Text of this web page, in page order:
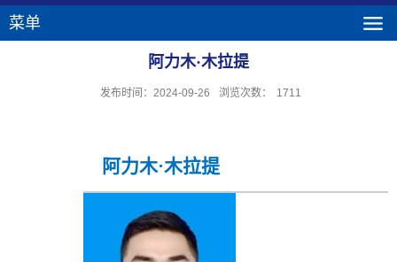
菜单
阿力木·木拉提
发布时间：2024-09-26 浏览次数： 1711
阿力木·木拉提